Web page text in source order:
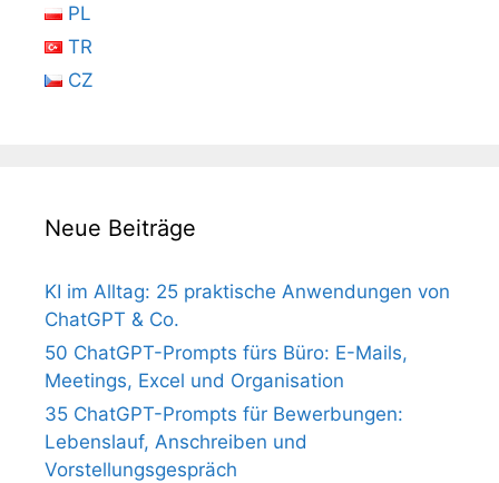
PL
TR
CZ
Neue Beiträge
KI im Alltag: 25 praktische Anwendungen von
ChatGPT & Co.
50 ChatGPT-Prompts fürs Büro: E-Mails,
Meetings, Excel und Organisation
35 ChatGPT-Prompts für Bewerbungen:
Lebenslauf, Anschreiben und
Vorstellungsgespräch